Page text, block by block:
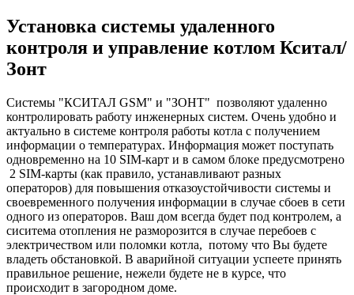
Установка системы удаленного
контроля и управление котлом Кситал/
Зонт
Системы "КСИТАЛ GSM" и "ЗОНТ" позволяют удаленно
контролировать работу инженерных систем. Очень удобно и
актуально в системе контроля работы котла с получением
информации о температурах. Информация может поступать
одновременно на 10 SIM-карт и в самом блоке предусмотрено
2 SIM-карты (как правило, устанавливают разных
операторов) для повышения отказоустойчивости системы и
своевременного получения информации в случае сбоев в сети
одного из операторов. Ваш дом всегда будет под контролем, а
сиситема отопления не разморозится в случае перебоев с
электричеством или поломки котла, потому что Вы будете
владеть обстановкой. В аварийной ситуации успеете принять
правильное решение, нежели будете не в курсе, что
происходит в загородном доме.